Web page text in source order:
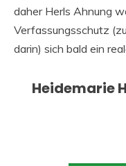
daher Herls Ahnung
Verfassungsschutz
darin) sich bald ein
Heidemarie